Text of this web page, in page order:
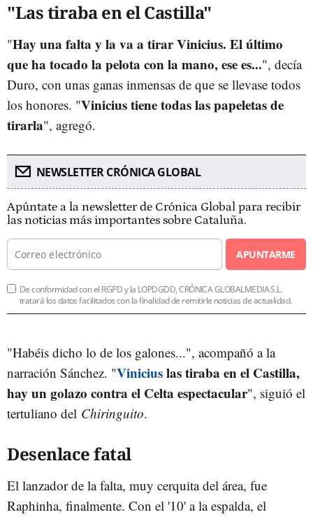
"Las tiraba en el Castilla"
"Hay una falta y la va a tirar Vinicius. El último
que ha tocado la pelota con la mano, ese es...", decía
Duro, con unas ganas inmensas de que se llevase todos
los honores. "Vinicius tiene todas las papeletas de
tirarla", agregó.
NEWSLETTER CRÓNICA GLOBAL
Apúntate a la newsletter de Crónica Global para recibir
las noticias más importantes sobre Cataluña.
APUNTARME
De conformidad con el RGPD y la LOPDGDD, CRÓNICA GLOBALMEDIA S.L.
tratará los datos facilitados con la finalidad de remitirle noticias de actualidad.
"Habéis dicho lo de los galones...", acompañó a la
narración Sánchez. "Viniciuslas tiraba en el Castilla,
hay un golazo contra el Celta espectacular", siguió el
tertuliano del Chiringuito.
Desenlace fatal
El lanzador de la falta, muy cerquita del área, fue
Raphinha, finalmente. Con el '10' a la espalda, el